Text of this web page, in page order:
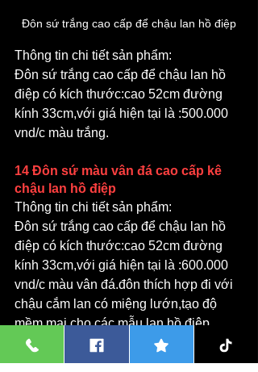
Đôn sứ trắng cao cấp để chậu lan hồ điệp
Thông tin chi tiết sản phẩm:
Đôn sứ trắng cao cấp để chậu lan hồ
điệp có kích thước:cao 52cm đường
kính 33cm,với giá hiện tại là :500.000
vnd/c màu trắng.
14 Đôn sứ màu vân đá cao cấp kê
chậu lan hồ điệp
Thông tin chi tiết sản phẩm:
Đôn sứ trắng cao cấp để chậu lan hồ
điệp có kích thước:cao 52cm đường
kính 33cm,với giá hiện tại là :600.000
vnd/c màu vân đá.đôn thích hợp đi với
chậu cắm lan có miệng lướn,tạo độ
mềm mại cho các mẫu lan hồ điệp.
15 Đôn trồng bằng gốm sứ mẫu mới